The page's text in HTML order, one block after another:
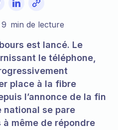
9 min de lecture
est lancé. Le
le téléphone,
place à la fibre
l’annonce de la fin
se pare
même de répondre